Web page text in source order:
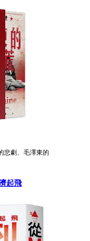
悲劇、毛澤東的
起飛